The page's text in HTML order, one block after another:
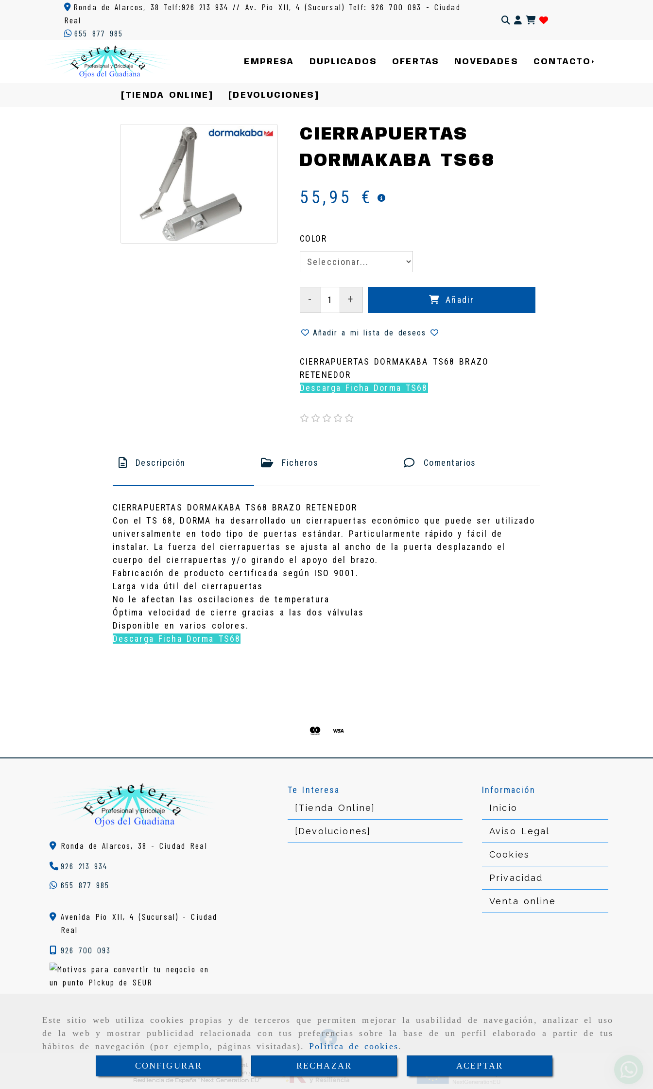
Este sitio web utiliza cookies propias y de terceros que permiten mejorar la usabilidad de navegación, analizar el uso
de la web y mostrar publicidad relacionada con tus preferencias sobre la base de un perfil elaborado a partir de tus
hábitos de navegación (por ejemplo, páginas visitadas).Política de cookies.
CONFIGURAR RECHAZAR ACEPTAR
Ronda de Alarcos, 38 Telf:926 213 934 // Av. Pío XII, 4 (Sucursal) Telf: 926 700 093 - Ciudad
Real
655 877 985
Identifícate
EMPRESA DUPLICADOS OFERTAS NOVEDADES CONTACTO
[TIENDA ONLINE] [DEVOLUCIONES]
CIERRAPUERTAS
DORMAKABA TS68
55,95 €
COLOR
- + Añadir
Añadir a mi lista de deseos
CIERRAPUERTAS DORMAKABA TS68 BRAZO
RETENEDOR
Descarga Ficha Dorma TS68
Descripción Ficheros Comentarios
CIERRAPUERTAS DORMAKABA TS68 BRAZO RETENEDOR
Con el TS 68, DORMA ha desarrollado un cierrapuertas económico que puede ser utilizado
universalmente en todo tipo de puertas estándar. Particularmente rápido y fácil de
instalar. La fuerza del cierrapuertas se ajusta al ancho de la puerta desplazando el
cuerpo del cierrapuertas y/o girando el apoyo del brazo.
Fabricación de producto certificada según ISO 9001.
Larga vida útil del cierrapuertas
No le afectan las oscilaciones de temperatura
Óptima velocidad de cierre gracias a las dos válvulas
Disponible en varios colores.
Descarga Ficha Dorma TS68
Ronda de Alarcos, 38 -Ciudad Real
926 213 934
655 877 985
Avenida Pío XII, 4 (Sucursal) - Ciudad
Real
926 700 093
Te Interesa
[Tienda Online]
[Devoluciones]
Información
Inicio
Aviso Legal
Cookies
Privacidad
Venta online